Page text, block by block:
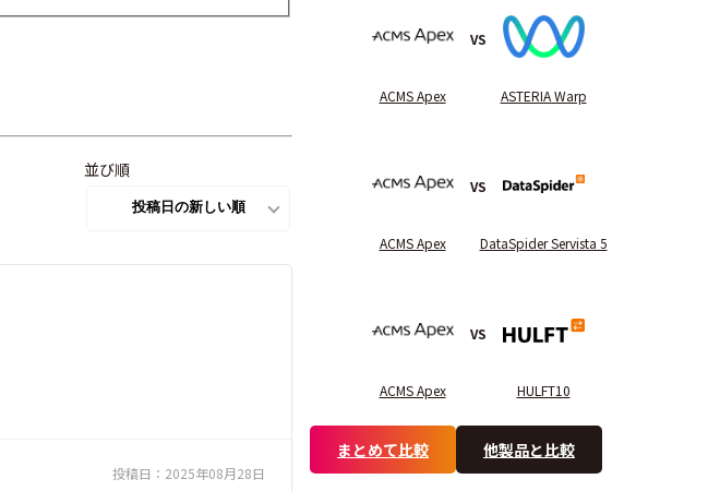
並び順
投稿日： 2025年08月28日
ACMS Apex
VS
ASTERIA Warp
ACMS Apex
VS
DataSpider Servista 5
ACMS Apex
VS
HULFT10
まとめて比較 他製品と比較